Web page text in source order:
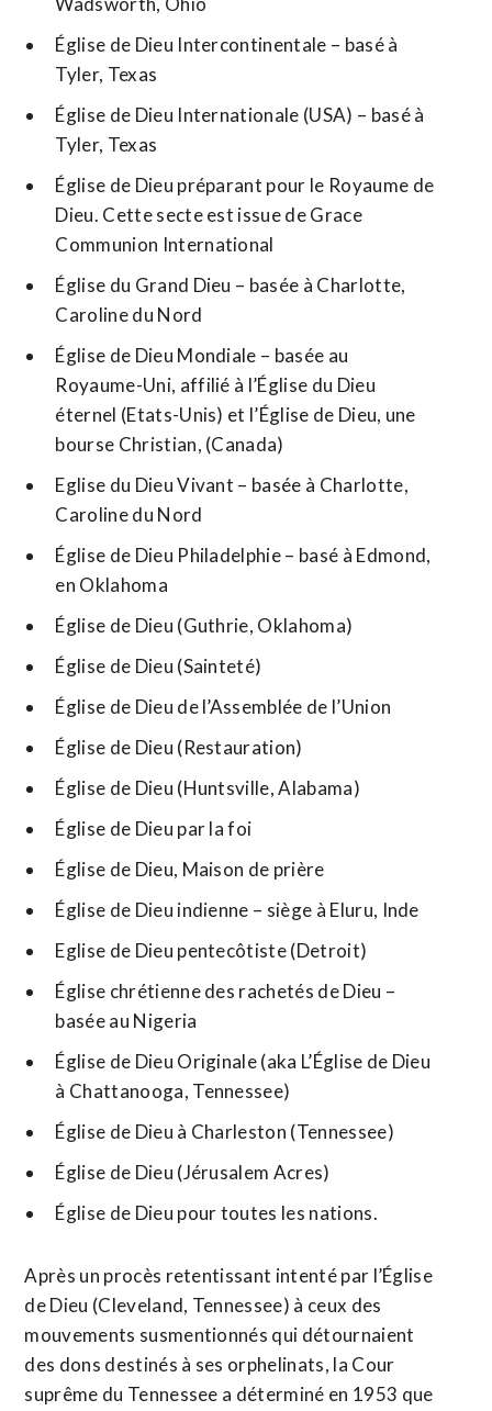
Église de Dieu Intercontinentale – basé à
Tyler, Texas
Église de Dieu Internationale (USA) – basé à
Tyler, Texas
Église de Dieu préparant pour le Royaume de
Dieu. Cette secte est issue de Grace
Communion International
Église du Grand Dieu – basée à Charlotte,
Caroline du Nord
Église de Dieu Mondiale – basée au
Royaume-Uni, affilié à l’Église du Dieu
éternel (Etats-Unis) et l’Église de Dieu, une
bourse Christian, (Canada)
Eglise du Dieu Vivant – basée à Charlotte,
Caroline du Nord
Église de Dieu Philadelphie – basé à Edmond,
en Oklahoma
Église de Dieu (Guthrie, Oklahoma)
Église de Dieu (Sainteté)
Église de Dieu de l’Assemblée de l’Union
Église de Dieu (Restauration)
Église de Dieu (Huntsville, Alabama)
Église de Dieu par la foi
Église de Dieu, Maison de prière
Église de Dieu indienne – siège à Eluru, Inde
Eglise de Dieu pentecôtiste (Detroit)
Église chrétienne des rachetés de Dieu –
basée au Nigeria
Église de Dieu Originale (aka L’Église de Dieu
à Chattanooga, Tennessee)
Église de Dieu à Charleston (Tennessee)
Église de Dieu (Jérusalem Acres)
Église de Dieu pour toutes les nations.
Après un procès retentissant intenté par l’Église
de Dieu (Cleveland, Tennessee) à ceux des
mouvements susmentionnés qui détournaient
des dons destinés à ses orphelinats, la Cour
suprême du Tennessee a déterminé en 1953 que